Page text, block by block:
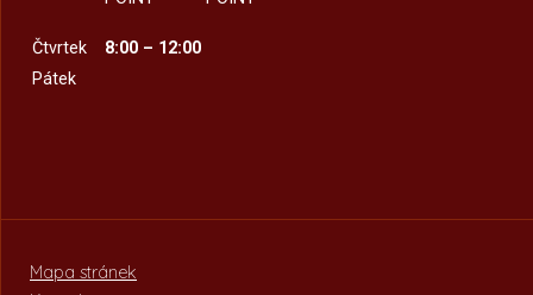
Čtvrtek
8:00 – 12:00
Pátek
Mapa stránek